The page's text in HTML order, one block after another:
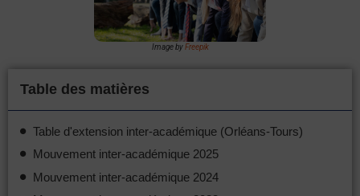
Image byFreepik
Table des matières
Table d'extension inter-académique (Orléans-Tours)
Mouvement inter-académique 2025
Mouvement inter-académique 2024